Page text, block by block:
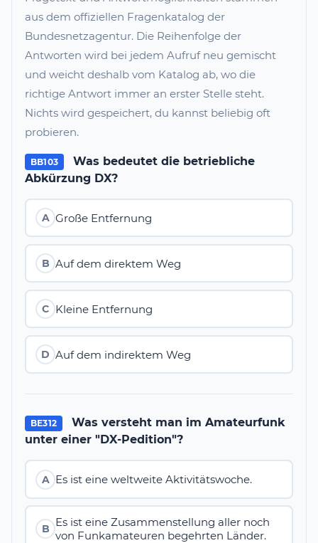
aus dem offiziellen Fragenkatalog der
Bundesnetzagentur. Die Reihenfolge der
Antworten wird bei jedem Aufruf neu gemischt
und weicht deshalb vom Katalog ab, wo die
richtige Antwort immer an erster Stelle steht.
Nichts wird gespeichert, du kannst beliebig oft
probieren.
BB103
Was bedeutet die betriebliche
Abkürzung DX?
A Große Entfernung
B Auf dem direktem Weg
C Kleine Entfernung
D Auf dem indirektem Weg
BE312
Was versteht man im Amateurfunk
unter einer "DX-Pedition"?
A Es ist eine weltweite Aktivitätswoche.
B
Es ist eine Zusammenstellung aller noch
von Funkamateuren begehrten Länder.